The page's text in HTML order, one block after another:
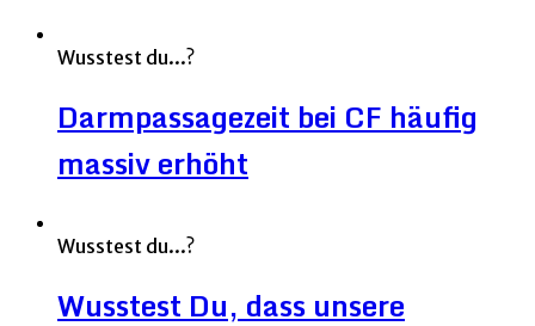
Wusstest du...?
Darmpassagezeit bei CF häufig
massiv erhöht
Wusstest du...?
Wusstest Du, dass unsere